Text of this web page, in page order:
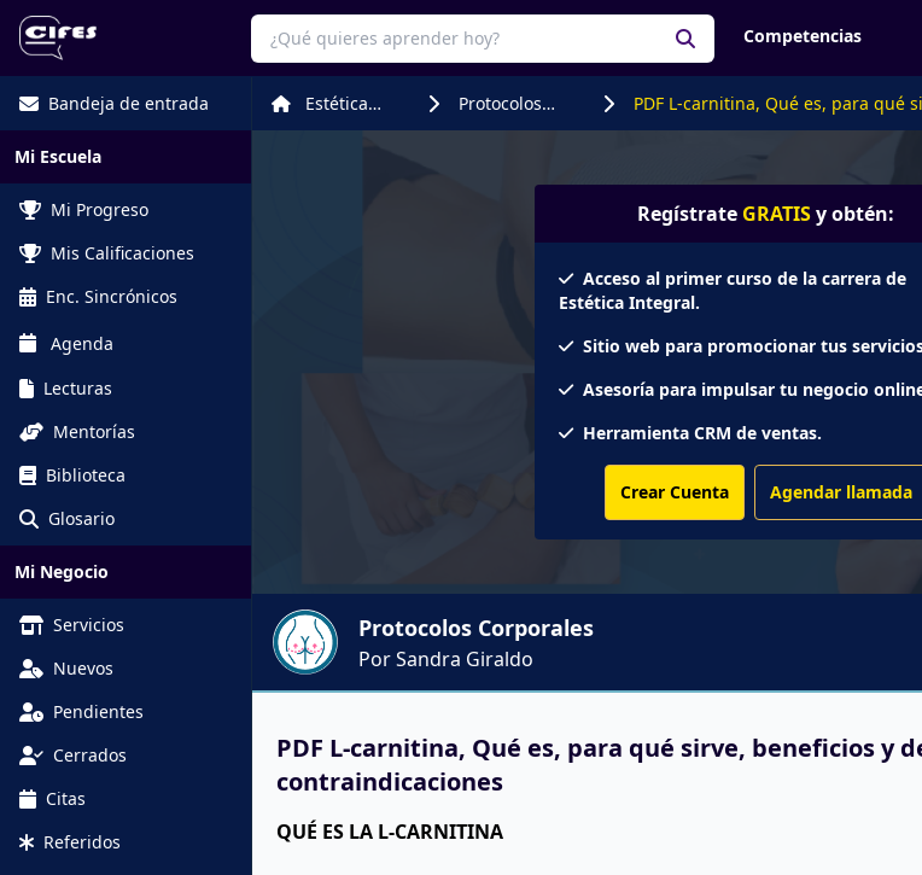
Competencias
Bandeja de entrada
Mi Escuela
Mi Progreso
Mis Calificaciones
Enc. Sincrónicos
Agenda
Lecturas
Mentorías
Biblioteca
Glosario
Mi Negocio
Servicios
Nuevos
Pendientes
Cerrados
Citas
Referidos
Estética
Corporal
Protocolos
Corporales
PDF L-carnitina, Qué es, para qué
embarazo, contraindicaciones
Regístrate GRATISy obtén:
Acceso al primer curso de la carrera de
Estética Integral.
Sitio web para promocionar tus
Asesoría para impulsar tu negocio
Herramienta CRM de ventas.
Crear Cuenta Agendar llamada
Protocolos Corporales
Por Sandra Giraldo
PDF L-carnitina, Qué es, para qué sirve, beneficios y
contraindicaciones
QUÉ ES LA L-CARNITINA